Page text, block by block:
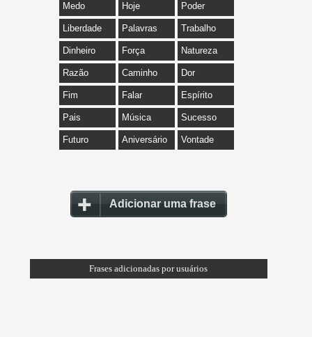
Medo Hoje Poder
Liberdade Palavras Trabalho
Dinheiro Força Natureza
Razão Caminho Dor
Fim Falar Espírito
Pais Música Sucesso
Futuro Aniversário Vontade
Adicionar uma frase
Frases adicionadas por usuários